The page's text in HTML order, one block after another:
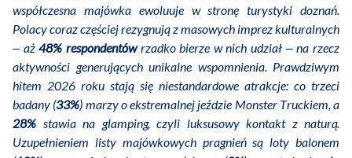
współczesna majówka ewoluuje w stronę turystyki doznań.
Polacy coraz częściej rezygnują z masowych imprez kulturalnych
– aż48% respondentówrzadko bierze w nich udział – na rzecz
aktywności generujących unikalne wspomnienia. Prawdziwym
hitem 2026 roku stają się niestandardowe atrakcje: co trzeci
badany (33%) marzy o ekstremalnej jeździe Monster Truckiem, a
28% stawia na glamping, czyli luksusowy kontakt z naturą.
Uzupełnieniem listy majówkowych pragnień są loty balonem